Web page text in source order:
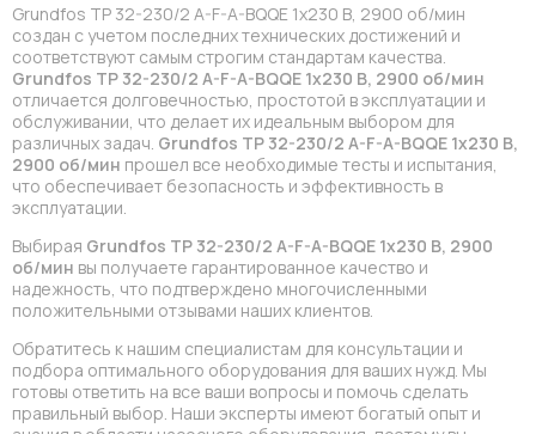
Grundfos TP 32-230/2 A-F-A-BQQE 1x230 В, 2900 об/мин
создан с учетом последних технических достижений и
соответствуют самым строгим стандартам качества.
Grundfos TP 32-230/2 A-F-A-BQQE 1x230 В, 2900 об/мин
отличается долговечностью, простотой в эксплуатации и
обслуживании, что делает их идеальным выбором для
различных задач. Grundfos TP 32-230/2 A-F-A-BQQE 1x230 В,
2900 об/мин прошел все необходимые тесты и испытания,
что обеспечивает безопасность и эффективность в
эксплуатации.
Выбирая Grundfos TP 32-230/2 A-F-A-BQQE 1x230 В, 2900
об/мин вы получаете гарантированное качество и
надежность, что подтверждено многочисленными
положительными отзывами наших клиентов.
Обратитесь к нашим специалистам для консультации и
подбора оптимального оборудования для ваших нужд. Мы
готовы ответить на все ваши вопросы и помочь сделать
правильный выбор. Наши эксперты имеют богатый опыт и